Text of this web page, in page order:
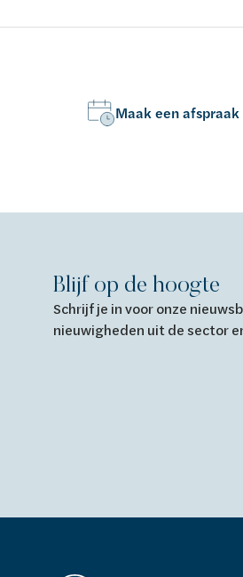
Maak een afspraak
Blijf op de hoogte
Schrijf je in voor onze
nieuwigheden uit de sector